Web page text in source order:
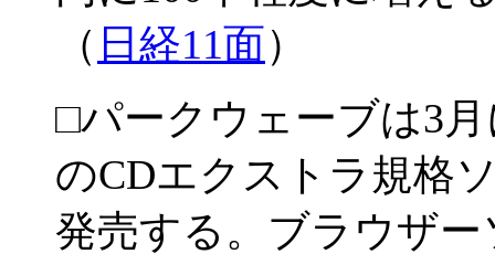
（ 日経11面）
□パークウェーブは3
のCDエクストラ規格
発売する。ブラウザ